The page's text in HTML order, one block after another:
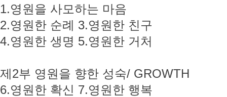
1.영원을 사모하는 마음
2.영원한 순례 3.영원한 친구
4.영원한 생명 5.영원한 거처
제2부 영원을 향한 성숙/ GROWTH
6.영원한 확신 7.영원한 행복